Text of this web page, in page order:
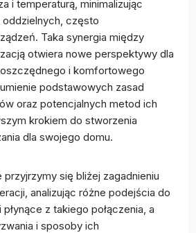
i temperaturą, minimalizując
często
Taka synergia między
otwiera nowe perspektywy dla
i komfortowego
podstawowych zasad
oraz potencjalnych metod ich
krokiem do stworzenia
dla swojego domu.
przyjrzymy się bliżej zagadnieniu
analizując różne podejścia do
z takiego połączenia, a
i sposoby ich